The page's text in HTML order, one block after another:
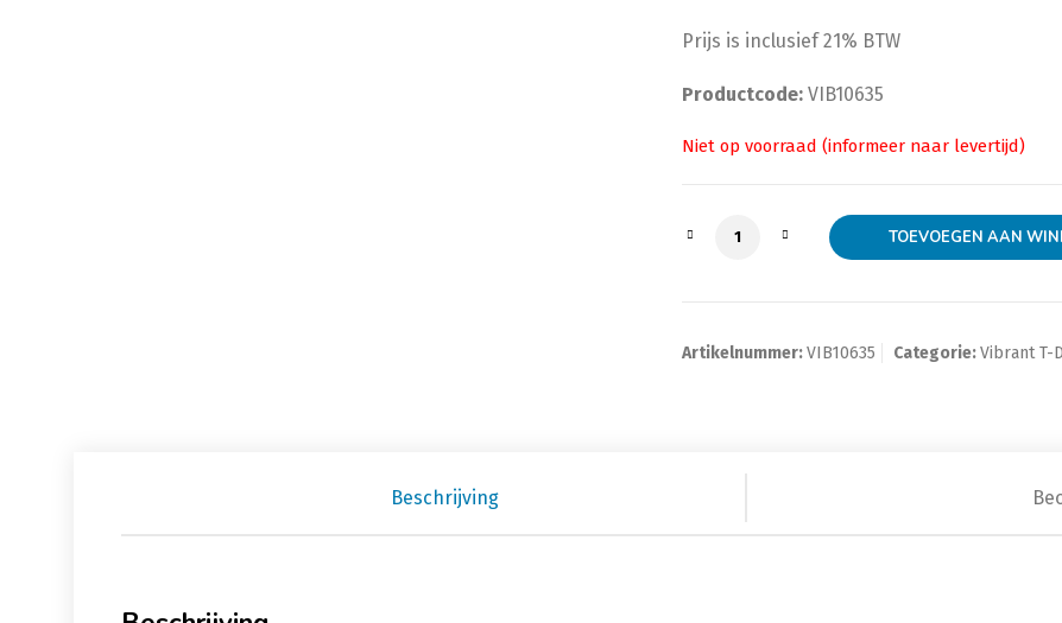
Prijs is inclusief 21% BTW
Productcode:VIB10635
Vibrant T-Muffler, 3.5" Side Inlet x 3"
TOEVOEGEN AAN
Artikelnummer:VIB10635 Categorie:Vibrant T-
Beschrijving